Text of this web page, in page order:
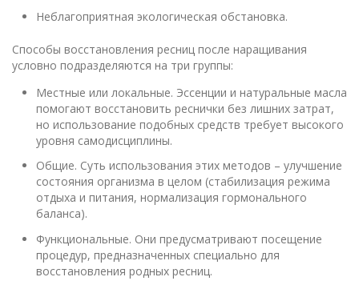
Неблагоприятная экологическая обстановка.
Способы восстановления ресниц после наращивания
условно подразделяются на три группы:
Местные или локальные. Эссенции и натуральные масла
помогают восстановить реснички без лишних затрат,
но использование подобных средств требует высокого
уровня самодисциплины.
Общие. Суть использования этих методов – улучшение
состояния организма в целом (стабилизация режима
отдыха и питания, нормализация гормонального
баланса).
Функциональные. Они предусматривают посещение
процедур, предназначенных специально для
восстановления родных ресниц.